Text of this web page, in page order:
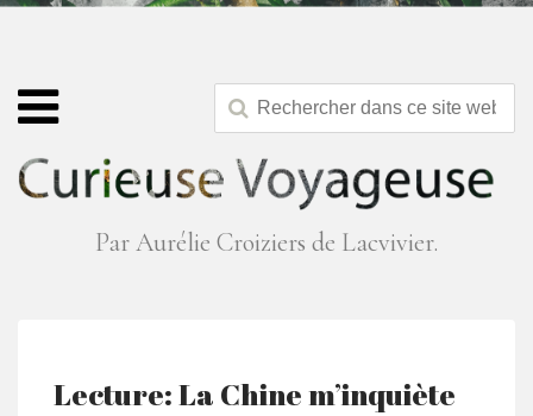
Par Aurélie Croiziers de Lacvivier.
Lecture: La Chine m’inquiète